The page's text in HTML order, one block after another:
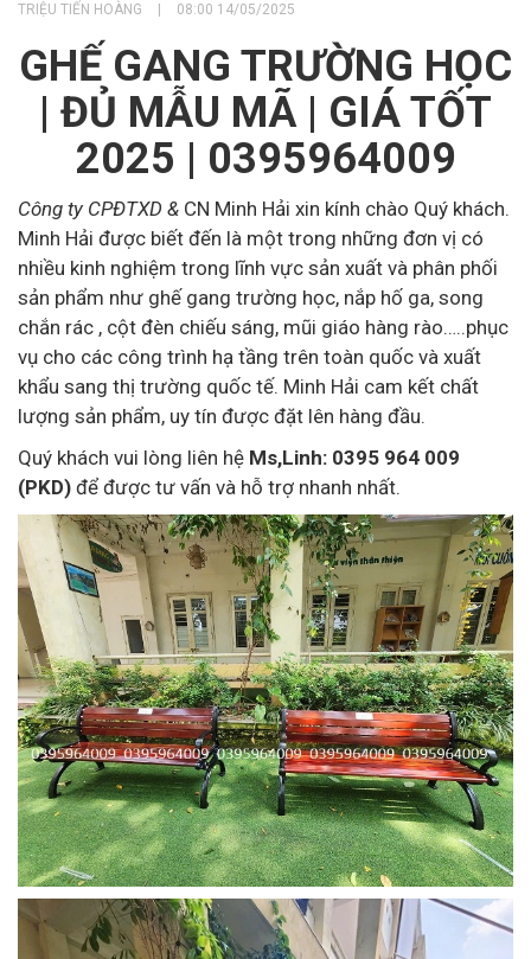
TRIỆU TIẾN HOÀNG 08:00 14/05/2025
GHẾ GANG TRƯỜNG HỌC
| ĐỦ MẪU MÃ | GIÁ TỐT
2025 | 0395964009
Công ty CPĐTXD & CN Minh Hải xin kính chào Quý khách.
Minh Hải được biết đến là một trong những đơn vị có
nhiều kinh nghiệm trong lĩnh vực sản xuất và phân phối
sản phẩm như ghế gang trường học, nắp hố ga, song
chắn rác , cột đèn chiếu sáng, mũi giáo hàng rào…..phục
vụ cho các công trình hạ tầng trên toàn quốc và xuất
khẩu sang thị trường quốc tế. Minh Hải cam kết chất
lượng sản phẩm, uy tín được đặt lên hàng đầu.
Quý khách vui lòng liên hệ Ms,Linh: 0395 964 009
(PKD) để được tư vấn và hỗ trợ nhanh nhất.